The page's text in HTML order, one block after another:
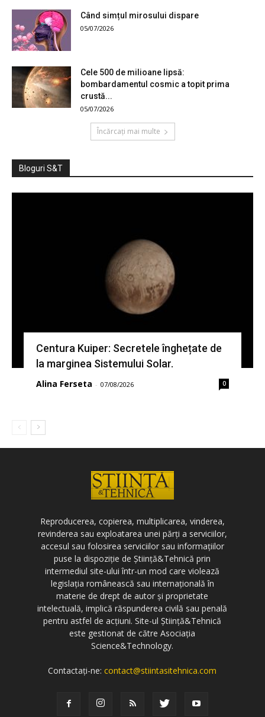
Când simțul mirosului dispare
05/07/2026
Cele 500 de milioane lipsă:
bombardamentul cosmic a topit prima
crustă...
05/07/2026
Încărcați mai multe
Bloguri S&T
Centura Kuiper: Secretele înghețate de
la marginea Sistemului Solar.
Alina Ferseta - 07/08/2026 0
Reproducerea, copierea, multiplicarea, vinderea,
revinderea sau exploatarea unei părți a serviciilor,
accesul sau folosirea serviciilor sau informațiilor
puse la dispoziție de Știință&Tehnică prin
intermediul site-ului într-un mod care violează
legislația românească sau internațională în
materie de drept de autor și proprietate
intelectuală, implică răspunderea civilă sau penală
pentru astfel de acțiuni. Site-ul Știință&Tehnică
este gestionat de către Asociația
Science&Technology.
Contactați-ne:contact@stiintasitehnica.com